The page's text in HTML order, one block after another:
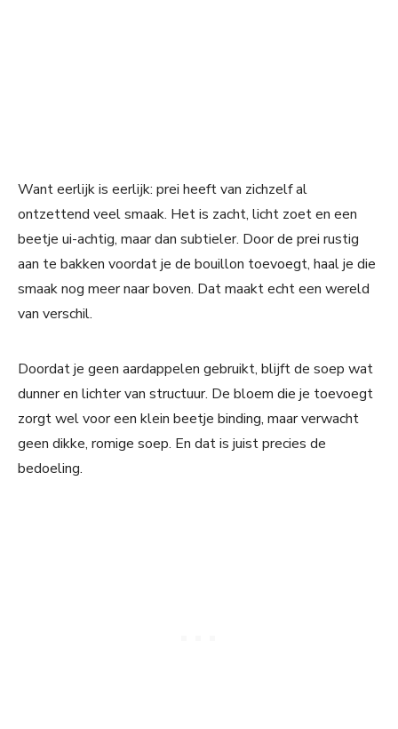
Want eerlijk is eerlijk: prei heeft van zichzelf al
ontzettend veel smaak. Het is zacht, licht zoet en een
beetje ui-achtig, maar dan subtieler. Door de prei rustig
aan te bakken voordat je de bouillon toevoegt, haal je die
smaak nog meer naar boven. Dat maakt echt een wereld
van verschil.
Doordat je geen aardappelen gebruikt, blijft de soep wat
dunner en lichter van structuur. De bloem die je toevoegt
zorgt wel voor een klein beetje binding, maar verwacht
geen dikke, romige soep. En dat is juist precies de
bedoeling.